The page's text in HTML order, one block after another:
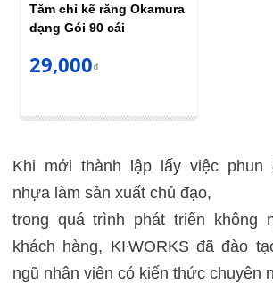
Tăm chỉ kẽ răng Okamura
dạng Gói 90 cái
29,000₫
Khi mới thành lập lấy việc phun
nhựa làm sản xuất chủ đạo,
trong quá trình phát triển không
khách hàng, KI‧WORKS đã đào
ngũ nhân viên có kiến thức chuyên